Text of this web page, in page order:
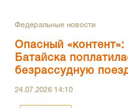
Федеральные новости
Опасный «контент»:
Батайска
безрассудную
24.07.2026 14:10